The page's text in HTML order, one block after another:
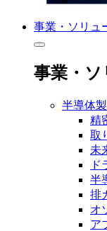
事業・ソリュ
事業・
半導体
精
取
未
ド
半
排
オ
ア